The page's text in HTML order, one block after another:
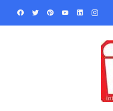
Skip